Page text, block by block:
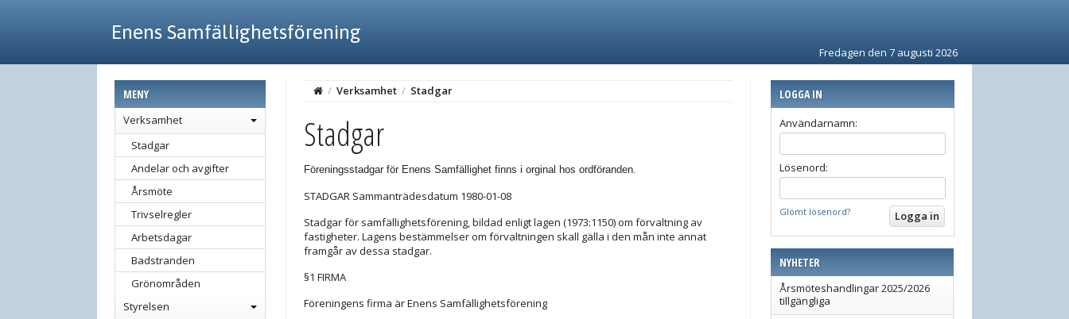
Enens Samfällighetsförening
Fredagen den 7 augusti 2026
MENY
Verksamhet
Stadgar
Andelar och avgifter
Årsmöte
Trivselregler
Arbetsdagar
Badstranden
Grönområden
Styrelsen
LOGGA IN
Användarnamn:
Lösenord:
Glömt lösenord?
NYHETER
Årsmöteshandlingar 2025/2026
tillgängliga
/ Verksamhet / Stadgar
Stadgar
Föreningsstadgar för Enens Samfällighet finns i orginal hos ordföranden.
STADGAR Sammanträdesdatum 1980-01-08
Stadgar för samfällighetsförening, bildad enligt lagen (1973:1150) om förvaltning av
fastigheter. Lagens bestämmelser om förvaltningen skall gälla i den mån inte annat
framgår av dessa stadgar.
§1 FIRMA
Föreningens firma är Enens Samfällighetsförening